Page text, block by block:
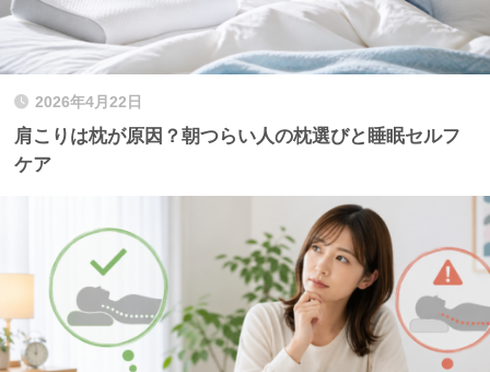
2026年4月22日
肩こりは枕が原因？朝つらい人の枕選びと睡眠セルフ
ケア